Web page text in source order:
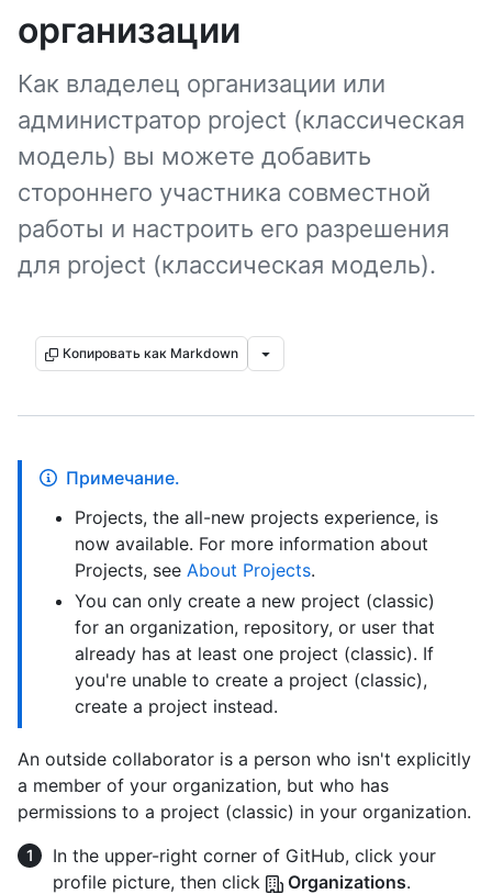
организации
Как владелец организации или
администратор project (классическая
модель) вы можете добавить
стороннего участника совместной
работы и настроить его разрешения
для project (классическая модель).
Копировать как Markdown
Примечание.
Projects, the all-new projects experience, is
now available. For more information about
Projects, see About Projects.
You can only create a new project (classic)
for an organization, repository, or user that
already has at least one project (classic). If
you're unable to create a project (classic),
create a project instead.
An outside collaborator is a person who isn't explicitly
a member of your organization, but who has
permissions to a project (classic) in your organization.
In the upper-right corner of GitHub, click your
profile picture, then click
Organizations.